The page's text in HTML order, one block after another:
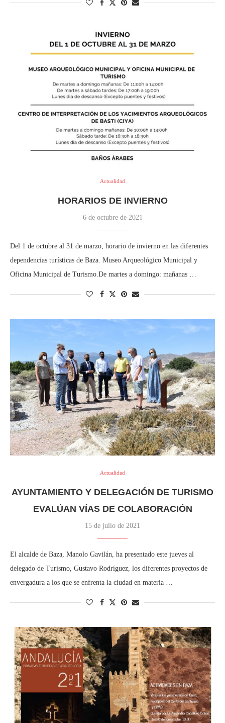
Actualidad
HORARIOS DE INVIERNO
6 de octubre de 2021
Del 1 de octubre al 31 de marzo, horario de invierno en las diferentes
dependencias turísticas de Baza. Museo Arqueológico Municipal y
Oficina Municipal de Turismo.De martes a domingo: mañanas …
Actualidad
AYUNTAMIENTO Y DELEGACIÓN DE TURISMO
EVALÚAN VÍAS DE COLABORACIÓN
15 de julio de 2021
El alcalde de Baza, Manolo Gavilán, ha presentado este jueves al
delegado de Turismo, Gustavo Rodríguez, los diferentes proyectos de
envergadura a los que se enfrenta la ciudad en materia …